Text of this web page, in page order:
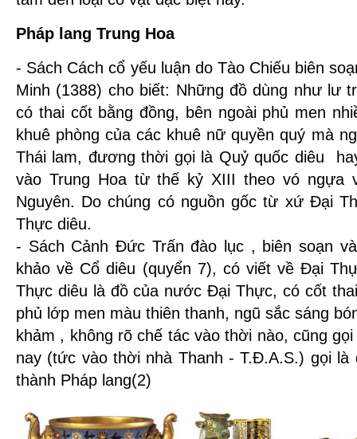
Pháp lang Trung Hoa
- Sách Cách cổ yếu luận do Tào Chiếu biên
Minh (1388) cho biết: Những đồ dùng như lư
có thai cốt bằng đồng, bên ngoài phủ men
khuê phòng của các khuê nữ quyền quý mà
Thái lam, đương thời gọi là Quỷ quốc diêu
vào Trung Hoa từ thế kỷ XIII theo vó ngựa
Nguyên. Do chúng có nguồn gốc từ xứ Đại
Thực diêu.
- Sách Cảnh Đức Trấn đào lục , biên soạn
khảo về Cổ diêu (quyển 7), có viết về Đại
Thực diêu là đồ của nước Đại Thực, có cốt
phủ lớp men màu thiên thanh, ngũ sắc sáng
khảm , không rõ chế tác vào thời nào, cũng
nay (tức vào thời nhà Thanh - T.Đ.A.S.) gọi là
thành Pháp lang(2)